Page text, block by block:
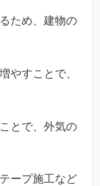
ため、建物の
やすことで、
とで、外気の
ープ施工など